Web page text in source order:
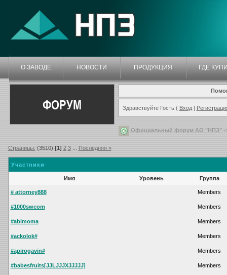
О ЗАВОДЕ НОВОСТИ ПРОДУКЦИЯ ГДЕ
ФОРУМ Здравствуйте Гость ( Вход|
Официальный форум АО "НПЗ"-
Страницы: (3510) [1] 2 3... Последняя »
Участники
Имя Уровень Группа
# attorney888 Members
#1000swcom Members
#abimoma Members
#ackolok# Members
#apirogavin# Members
#babesfruits[JJLJJJXJJJJJ] Members